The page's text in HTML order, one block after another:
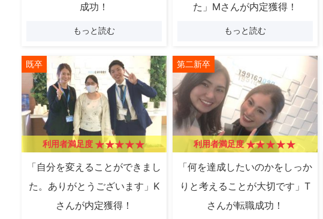
成功！
もっと読む
た」Mさんが内定獲得！
もっと読む
既卒
利用者満足度
「自分を変えることができまし
た。ありがとうございます」K
さんが内定獲得！
第二新卒
利用者満足度
「何を達成したいのかをしっか
りと考えることが大切です」T
さんが転職成功！